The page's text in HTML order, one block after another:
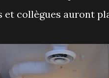
collègues auront